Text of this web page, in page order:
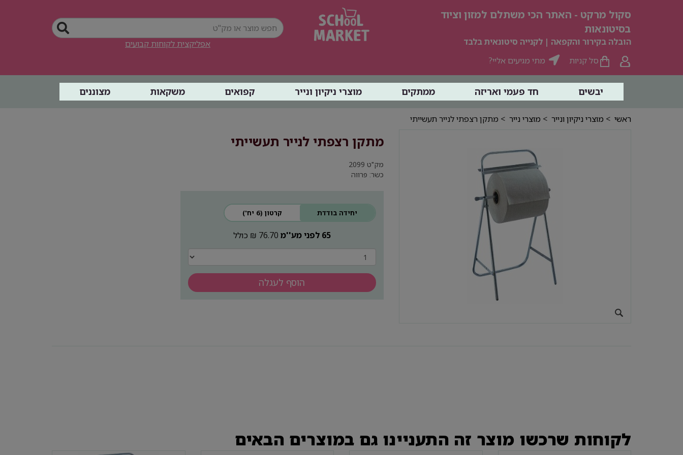
סקול מרקט - האתר הכי משתלם למזון וציוד
בסיטונאות
הובלה בקירור והקפאה | לקנייה סיטונאית בלבד
סל קניות
מתי מגיעים אליי?
אפליקצית לקוחות קבועים
יבשים חד פעמי ואריזה ממתקים מוצרי ניקיון ונייר קפואים משקאות מצוננים
ראשי > מוצרי ניקיון ונייר > מוצרי נייר > מתקן רצפתי לנייר תעשייתי
מתקן רצפתי לנייר תעשייתי
מק"ט 2099
כשר: פרווה
יחידה בודדת קרטון (6 יח')
65 לפני מע''מ 76.70 ₪ כולל
הוסף לעגלה
לקוחות שרכשו מוצר זה התעניינו גם במוצרים הבאים